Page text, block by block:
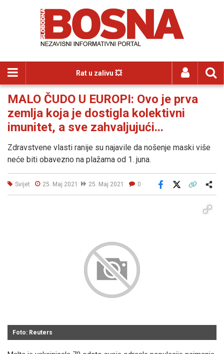
Rat u zalivu 💥
MALO ČUDO U EUROPI: Ovo je prva
zemlja koja je dostigla kolektivni
imunitet, a sve zahvaljujući...
Zdravstvene vlasti ranije su najavile da nošenje maski više
neće biti obavezno na plažama od 1. juna.
Svijet 25. Maj 2021 25. Maj 2021 0
Facebook
Foto: Reuters